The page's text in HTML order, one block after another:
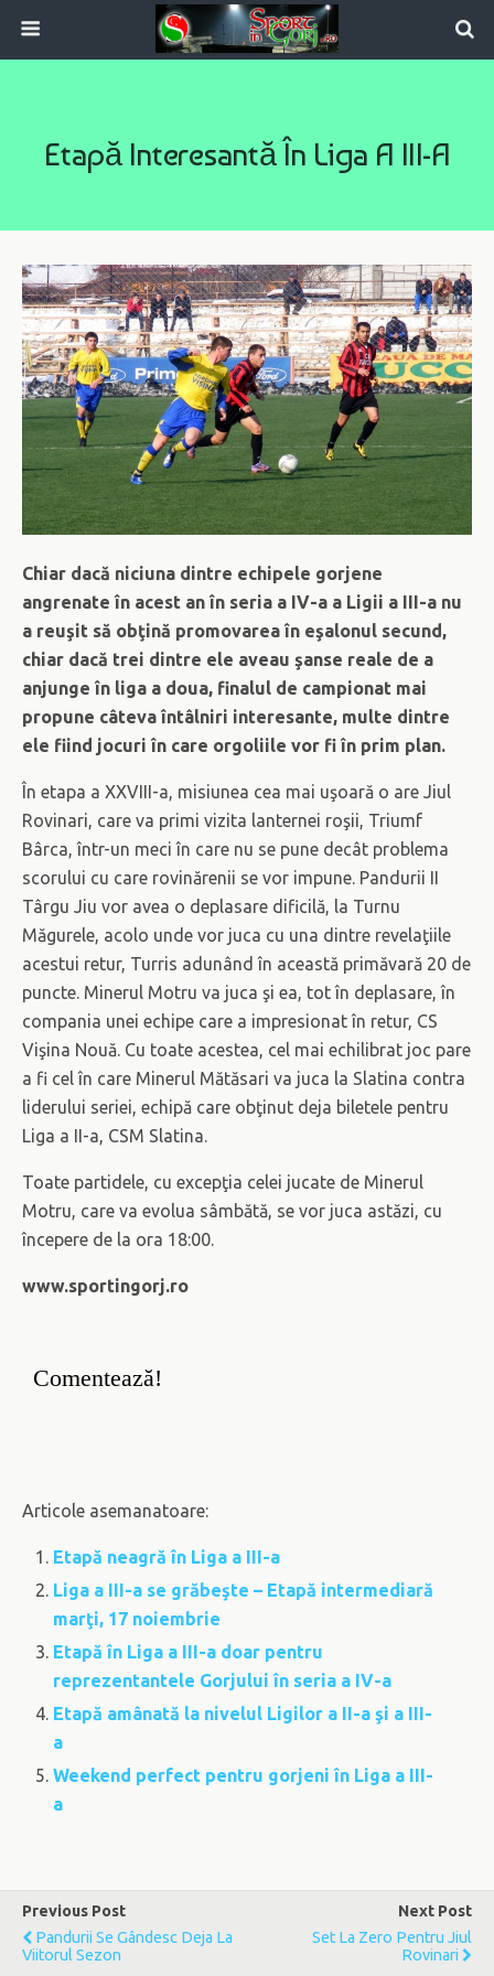
Etapă Interesantă În Liga A III-A
Chiar dacă niciuna dintre echipele gorjene
angrenate în acest an în seria a IV-a a Ligii a III-a nu
a reuşit să obţină promovarea în eşalonul secund,
chiar dacă trei dintre ele aveau şanse reale de a
anjunge în liga a doua, finalul de campionat mai
propune câteva întâlniri interesante, multe dintre
ele fiind jocuri în care orgoliile vor fi în prim plan.
În etapa a XXVIII-a, misiunea cea mai uşoară o are Jiul
Rovinari, care va primi vizita lanternei roşii, Triumf
Bârca, într-un meci în care nu se pune decât problema
scorului cu care rovinărenii se vor impune. Pandurii II
Târgu Jiu vor avea o deplasare dificilă, la Turnu
Măgurele, acolo unde vor juca cu una dintre revelaţiile
acestui retur, Turris adunând în această primăvară 20 de
puncte. Minerul Motru va juca şi ea, tot în deplasare, în
compania unei echipe care a impresionat în retur, CS
Vişina Nouă. Cu toate acestea, cel mai echilibrat joc pare
a fi cel în care Minerul Mătăsari va juca la Slatina contra
liderului seriei, echipă care obţinut deja biletele pentru
Liga a II-a, CSM Slatina.
Toate partidele, cu excepţia celei jucate de Minerul
Motru, care va evolua sâmbătă, se vor juca astăzi, cu
începere de la ora 18:00.
www.sportingorj.ro
Comentează!
Articole asemanatoare:
Etapă neagră în Liga a III-a
Liga a III-a se grăbeşte – Etapă intermediară
marţi, 17 noiembrie
Etapă în Liga a III-a doar pentru
reprezentantele Gorjului în seria a IV-a
Etapă amânată la nivelul Ligilor a II-a şi a III-
a
Weekend perfect pentru gorjeni în Liga a III-
a
Previous Post
Pandurii Se Gândesc Deja La
Viitorul Sezon
Next Post
Set La Zero Pentru Jiul
Rovinari